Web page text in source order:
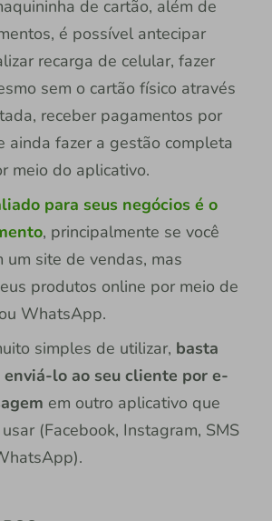
de cartão, além de
é possível antecipar
recarga de celular, fazer
sem o cartão físico através
receber pagamentos por
ainda fazer a gestão completa
meio do aplicativo.
para seus negócios é o
, principalmente se você
um site de vendas, mas
produtos online por meio de
WhatsApp.
simples de utilizar, basta
lo ao seu cliente por e-
em outro aplicativo que
(Facebook, Instagram, SMS